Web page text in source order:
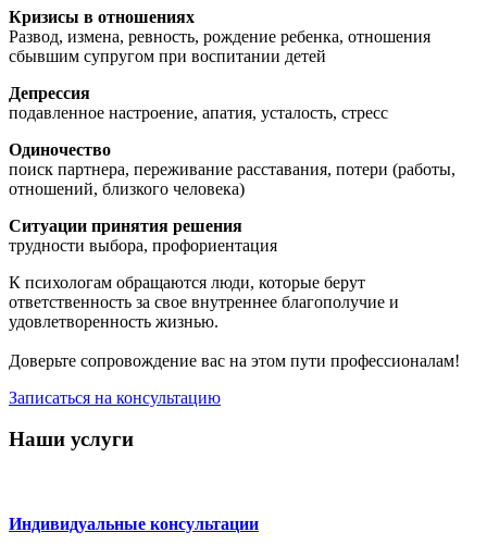
Кризисы в отношениях
Развод, измена, ревность, рождение ребенка, отношения
сбывшим супругом при воспитании детей
Депрессия
подавленное настроение, апатия, усталость, стресс
Одиночество
поиск партнера, переживание расставания, потери (работы,
отношений, близкого человека)
Ситуации принятия решения
трудности выбора, профориентация
К психологам обращаются люди, которые берут
ответственность за свое внутреннее благополучие и
удовлетворенность жизнью.
Доверьте сопровождение вас на этом пути профессионалам!
Записаться на консультацию
Наши услуги
Индивидуальные консультации